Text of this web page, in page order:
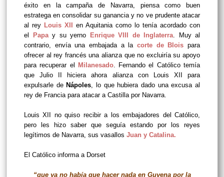
éxito en la campaña de Navarra, piensa como buen
estratega en consolidar su ganancia y no ve prudente atacar
al rey Louis XII
en Aquitania como lo tenía acordado con
el
Papa y su yerno Enrique VIII de Inglaterra. Muy al
contrario, envía una embajada a la corte de Blois para
ofrecer al rey francés una alianza que no excluiría su apoyo
para recuperar el
Milanesado. Fernando el Católico temía
que Julio II hiciera ahora alianza con Louis XII para
expulsarle de Nápoles, lo que hubiera dado una excusa al
rey de Francia para atacar a Castilla por Navarra.
Louis XII no quiso recibir a los embajadores del Católico,
pero les hizo saber que seguía estando por los reyes
legítimos de Navarra, sus vasallos Juan y Catalina.
El Católico informa a Dorset
“que ya no había que hacer nada en Guyena por la